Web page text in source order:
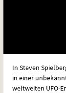
In Steven
in einer
weltweiten UFO-